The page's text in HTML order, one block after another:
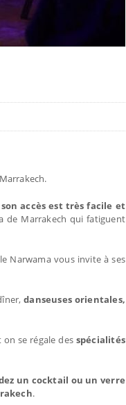
son accès est très facile et
de Marrakech qui fatiguent
Narwama vous invite à ses
danseuses orientales,
se régale des spécialités
un cocktail ou un verre
.